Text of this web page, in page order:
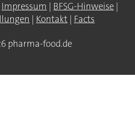
Impressum | BFSG-Hinweise |
| Kontakt | Facts
pharma-food.de